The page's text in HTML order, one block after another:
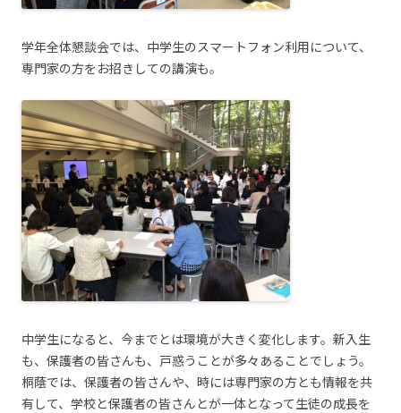
学年全体懇談会では、中学生のスマートフォン利用について、
専門家の方をお招きしての講演も。
中学生になると、今までとは環境が大きく変化します。新入生
も、保護者の皆さんも、戸惑うことが多々あることでしょう。
桐蔭では、保護者の皆さんや、時には専門家の方とも情報を共
有して、学校と保護者の皆さんとが一体となって生徒の成長を